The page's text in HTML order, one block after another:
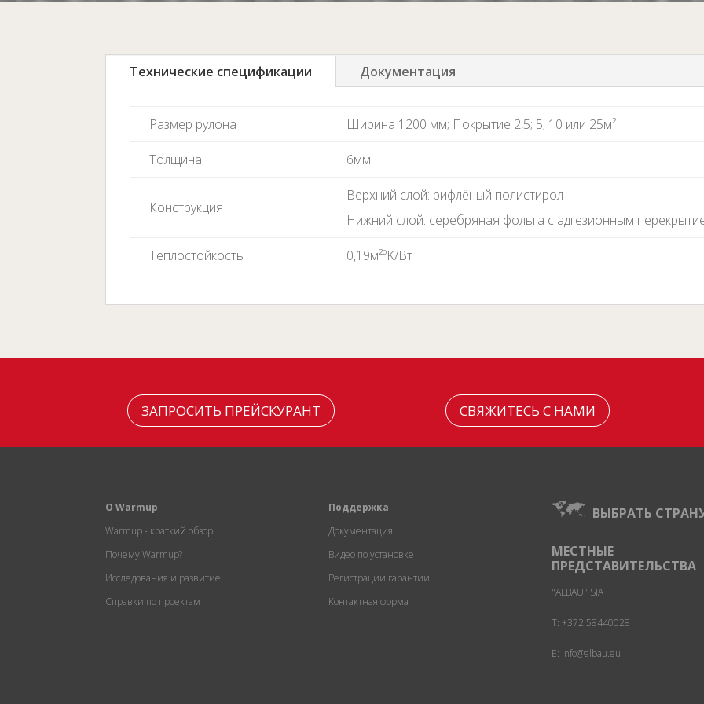
Технические спецификации Документация
Размер рулона Ширина 1200 мм; Покрытие 2,5; 5; 10 или 25м²
Толщина 6мм
Конструкция
Верхний слой: рифлёный полистирол
Нижний слой: серебряная фольга с адгезионным
Теплостойкость 0,19м²ºK/Вт
ЗАПРОСИТЬ ПРЕЙСКУРАНТ СВЯЖИТЕСЬ С НАМИ
О Warmup
Warmup - краткий обзор
Почему Warmup?
Исследования и развитие
Справки по проектам
Поддержка
Документация
Видео по установке
Регистрации гарантии
Контактная форма
ВЫБРАТЬ
МЕСТНЫЕ
ПРЕДСТАВИТЕЛЬСТВА
"ALBAU" SIA
T: +372 58440028
E: info@albau.eu